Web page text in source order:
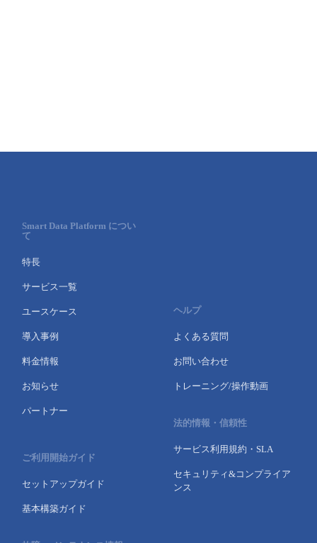
Smart Data Platform につい
て
特長
サービス一覧
ユースケース
導入事例
料金情報
お知らせ
パートナー
ご利用開始ガイド
セットアップガイド
基本構築ガイド
ヘルプ
よくある質問
お問い合わせ
トレーニング/操作動画
法的情報・信頼性
サービス利用規約・SLA
セキュリティ&コンプライア
ンス